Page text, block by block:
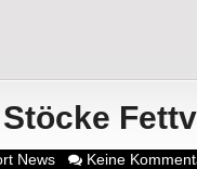
News Keine